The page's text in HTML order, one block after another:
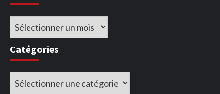
Archives
Catégories
Catégories